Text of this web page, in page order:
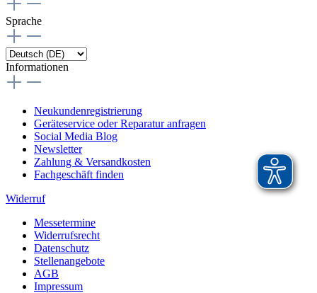
Sprache
Informationen
Neukundenregistrierung
Geräteservice oder Reparatur anfragen
Social Media Blog
Newsletter
Zahlung & Versandkosten
Fachgeschäft finden
Widerruf
Messetermine
Widerrufsrecht
Datenschutz
Stellenangebote
AGB
Impressum